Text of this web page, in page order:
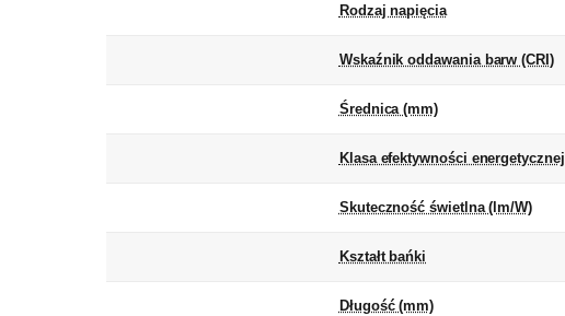
Rodzaj napięcia
Wskaźnik oddawania barw (CRI)
Średnica (mm)
Klasa efektywności energetycznej
Skuteczność świetlna (lm/W)
Kształt bańki
Długość (mm)